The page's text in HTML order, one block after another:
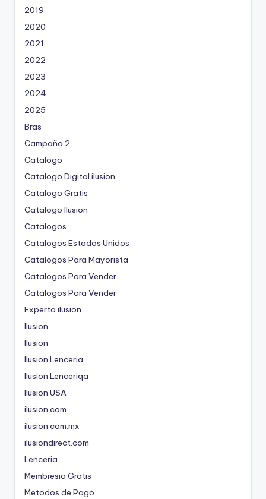
2019
2020
2021
2022
2023
2024
2025
Bras
Campaña 2
Catalogo
Catalogo Digital ilusion
Catalogo Gratis
Catalogo Ilusion
Catalogos
Catalogos Estados Unidos
Catalogos Para Mayorista
Catalogos Para Vender
Catalogos Para Vender
Experta ilusion
Ilusion
Ilusion
Ilusion Lenceria
Ilusion Lenceriqa
Ilusion USA
ilusion.com
ilusion.com.mx
ilusiondirect.com
Lenceria
Membresia Gratis
Metodos de Pago